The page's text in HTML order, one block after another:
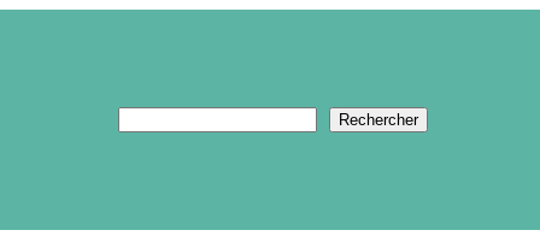
Rechercher Rechercher